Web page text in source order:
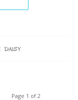
DAISY
Page 1 of 2